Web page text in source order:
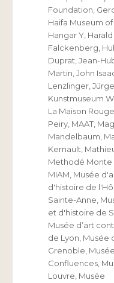
Foundation
Haifa Museum of
Hangar Y Harald
Falckenberg
Duprat ,Jean-
Martin ,John
Lenzlinger ,
Kunstmuseum
La Maison Rouge
Peiry MAAT
Mandelbaum
Kernault
Methodé Monte
MIAM Musée
d'histoire de
Sainte-Anne
et d'histoire de
Musée d’art
de Lyon Musée
Grenoble
Confluences
Louvre Musée